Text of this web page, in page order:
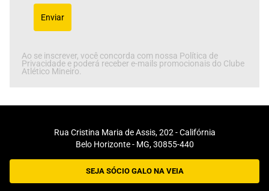
Enviar
Ao se inscrever, você concorda com nossa Política de
Privacidade e poderá receber e-mails promocionais do Clube
Atlético Mineiro.
Rua Cristina Maria de Assis, 202 - Califórnia
Belo Horizonte - MG, 30855-440
SEJA SÓCIO GALO NA VEIA